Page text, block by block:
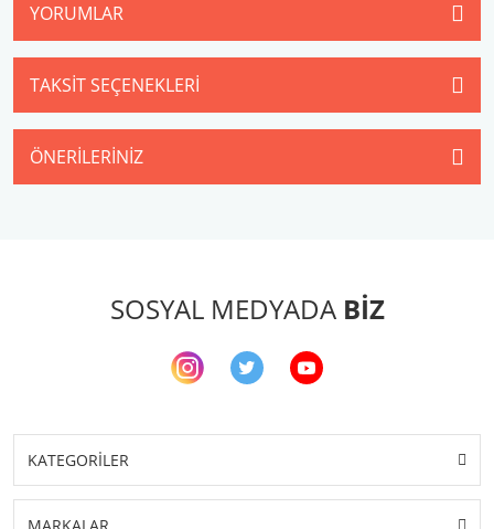
YORUMLAR
TAKSIT SEÇENEKLERI
ÖNERILERINIZ
SOSYAL MEDYADA BİZ
KATEGORİLER